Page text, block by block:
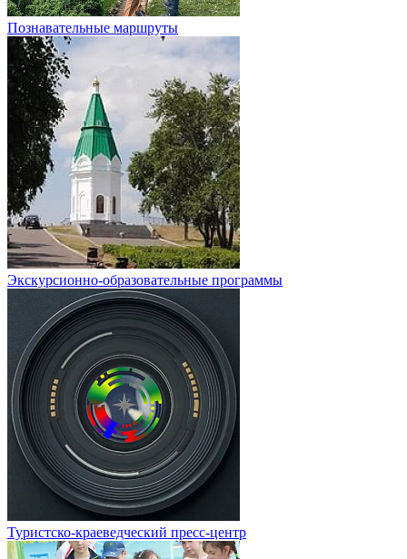
Познавательные маршруты
Экскурсионно-образовательные программы
Туристско-краеведческий пресс-центр